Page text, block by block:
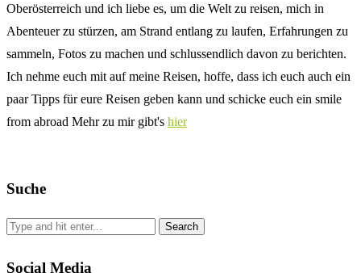
Oberösterreich und ich liebe es, um die Welt zu reisen, mich in
Abenteuer zu stürzen, am Strand entlang zu laufen, Erfahrungen zu
sammeln, Fotos zu machen und schlussendlich davon zu berichten.
Ich nehme euch mit auf meine Reisen, hoffe, dass ich euch auch ein
paar Tipps für eure Reisen geben kann und schicke euch ein smile
from abroad Mehr zu mir gibt's hier
Suche
Social Media